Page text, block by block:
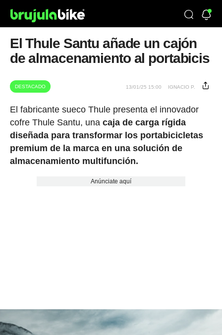
El Thule Santu añade un cajón
de almacenamiento al portabicis
DESTACADO 13/01/25 15:00 IGNACIO P.
El fabricante sueco Thule presenta el innovador
cofre Thule Santu, una caja de carga rígida
diseñada para transformar los portabicicletas
premium de la marca en una solución de
almacenamiento multifunción.
Anúnciate aquí